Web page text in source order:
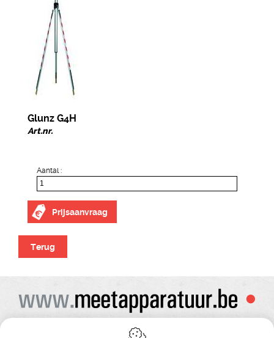
Glunz G4H
Art.nr.
Aantal :
Prijsaanvraag
Terug
Alle prijzen zijn onder voorbehoud van wijziging